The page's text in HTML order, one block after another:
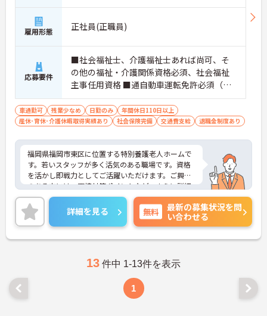
雇用形態 正社員(正職員)
応募要件
■社会福祉士、介護福祉士あれば尚可、そ
の他の福祉・介護関係資格必須、社会福祉
主事任用資格 ■通自動車運転免許必須（Ａ
Ｔ限定可）
車通勤可 残業少なめ 日勤のみ
年間休日110日以上
産休･育休･介護休暇取得実績あり
社会保険完備 交通費支給 退職金制度あり
福岡県福岡市東区に位置する特別養護老人ホームで
す。若いスタッフが多く活気のある職場です。資格
を活かし即戦力としてご活躍いただけます。ご興味
のある方には、面接対策ポイントなど、さらに詳細
をお話しいたしますのでお気軽にご相談ください！
詳細を見る 無料
最新の募集状況を問
い合わせる
13 件中 1-13件を表示
1